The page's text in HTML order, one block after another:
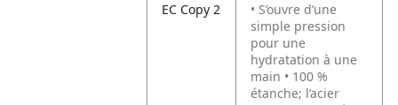
EC Copy 2
• S’ouvre d’une
simple pression
pour une
hydratation à une
main • 100 %
étanche; l’acier